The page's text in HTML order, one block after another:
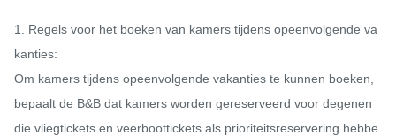
1. Regels voor het boeken van kamers tijdens opeenvolgende va
kanties:
Om kamers tijdens opeenvolgende vakanties te kunnen boeken,
bepaalt de B&B dat kamers worden gereserveerd voor degenen
die vliegtickets en veerboottickets als prioriteitsreservering hebbe